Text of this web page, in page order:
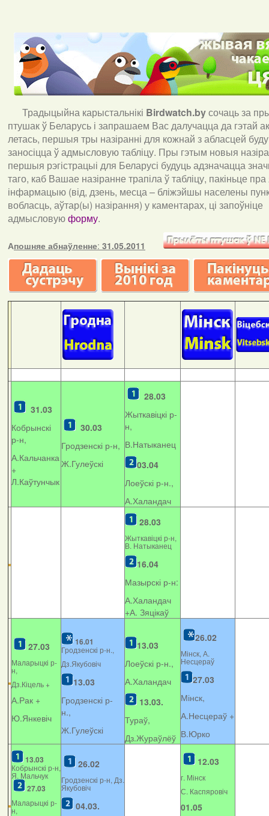
Традыцыйна карыстальнікі Birdwatch.byсочаць за
птушак ў Беларусь і запрашаем Вас далучацца да гэтай
летась, першыя тры назіранні для кожнай з абласцей
заносіцца ў адмысловую табліцу. Пры гэтым новыя
першыя рэгістрацыі для Беларусі будуць адзначацца
таго, каб Вашае назіранне трапіла ў табліцу, пакіньце пра
інфармацыю (від, дзень, месца – бліжэйшы населены
вобласць, аўтар(ы) назірання) у каментарах, ці запоўніце
адмысловуюформу.
Апошняе абнаўленне: 31.05.2011
31.03
Кобрынскі
р-н,
А.Кальчанка
+
Л.Каўтунчык
30.03
Гродзенскі р-н,
Ж.Гулеўскі
28.03
Жыткавіцкі р-
н,
В.Натыканец
03.04
Лоеўскі р-н.,
А.Халандач
28.03
Жыткавіцкі р-н,
В. Натыканец
16.04
Мазырскі р-н:
А.Халандач
+А. Зяцікаў
27.03
Маларыцкі р-
н,
Дз.Кіцель +
А.Рак +
Ю.Янкевіч
16.01
Гродзенскі р-н.,
Дз.Якубовіч
13.03
Гродзенскі р-
н.,
Ж.Гулеўскі
13.03
Лоеўскі р-н.,
А.Халандач
13.03.
Тураў,
Дз.Жураўлёў
26.02
Мінск, А.
Несцераў
27.03
Мінск,
А.Несцераў +
В.Юрко
13.03
Кобрынскі р-н,
Я. Мальчук
27.03
Маларыцкі р-
н,
26.02
Гродзенскі р-н, Дз.
Якубовіч
04.03.
12.03
г. Мінск
С. Каспяровіч
01.05